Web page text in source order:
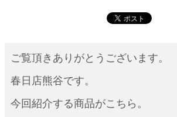
ご覧頂きありがとうございます。
春日店熊谷です。
今回紹介する商品がこちら。